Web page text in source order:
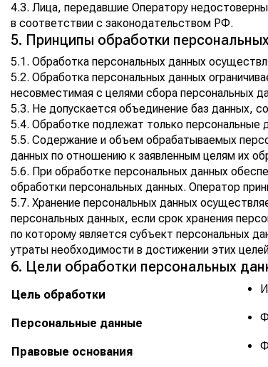
4.3. Лица, передавшие Оператору
в соответствии с законодательством РФ.
5. Принципы обработки
5.1. Обработка персональных данных
5.2. Обработка персональных данных
несовместимая с целями сбора персональных
5.3. Не допускается объединение баз данных,
5.4. Обработке подлежат только
5.5. Содержание и объем обрабатываемых
данных по отношению к заявленным целям их
5.6. При обработке персональных данных
обработки персональных данных. Оператор
5.7. Хранение персональных данных
персональных данных, если срок хранения
по которому является субъект персональных
утраты необходимости в достижении этих
6. Цели обработки персональных
Цель обработки
Персональные данные
Правовые основания